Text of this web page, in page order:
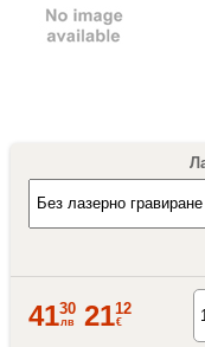
4130
лв 2112
€